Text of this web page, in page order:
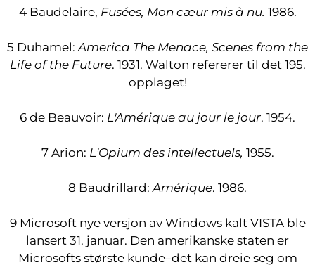
4 Baudelaire, Fusées, Mon cæur mis à nu. 1986.
5 Duhamel:America The Menace, Scenes from the
Life of the Future. 1931. Walton refererer til det 195.
opplaget!
6 de Beauvoir: L'Amérique au jour le jour. 1954.
7 Arion: L'Opium des intellectuels, 1955.
8 Baudrillard:Amérique. 1986.
9 Microsoft nye versjon av Windows kalt VISTA ble
lansert 31. januar. Den amerikanske staten er
Microsofts største kunde–det kan dreie seg om